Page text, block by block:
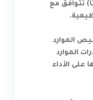
تتوافق مع
الموارد
الموارد
على الأداء